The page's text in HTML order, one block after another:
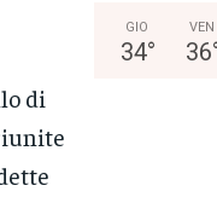
di
GIO
34°
VEN
36